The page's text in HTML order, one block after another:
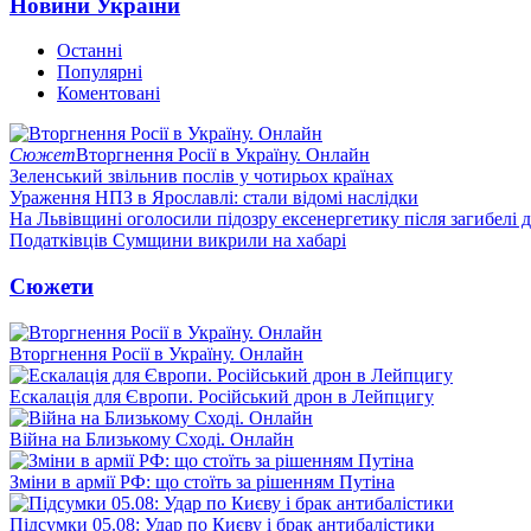
Останні
Популярні
Коментовані
СюжетВторгнення Росії в Україну. Онлайн
Зеленський звільнив послів у чотирьох країнах
Ураження НПЗ в Ярославлі: стали відомі наслідки
На Львівщині оголосили підозру ексенергетику після загибелі
Податківців Сумщини викрили на хабарі
Сюжети
Вторгнення Росії в Україну. Онлайн
Ескалація для Європи. Російський дрон в Лейпцигу
Війна на Близькому Сході. Онлайн
Зміни в армії РФ: що стоїть за рішенням Путіна
Підсумки 05.08: Удар по Києву і брак антибалістики